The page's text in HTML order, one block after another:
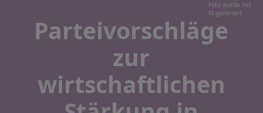
Foto wurde mit
KI generiert
Parteivorschläge
zur
wirtschaftlichen